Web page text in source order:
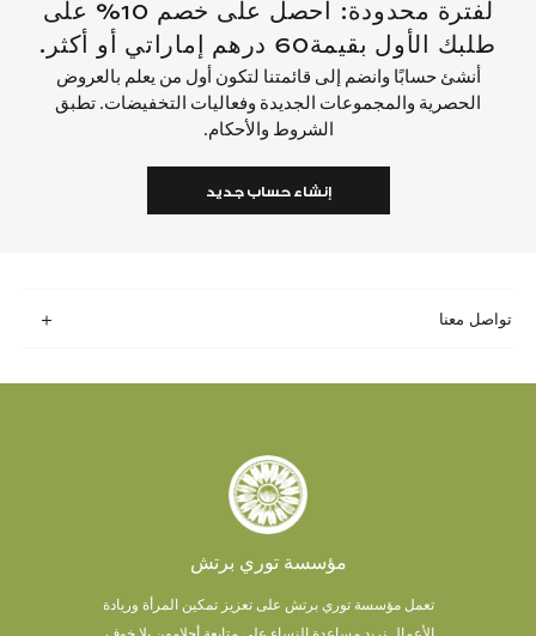
لفترة محدودة: احصل على خصم 10% على
طلبك الأول بقيمة60 درهم إماراتي أو أكثر.
أنشئ حسابًا وانضم إلى قائمتنا لتكون أول من يعلم بالعروض
الحصرية والمجموعات الجديدة وفعاليات التخفيضات. تطبق
الشروط والأحكام.
إنشاء حساب جديد
تواصل معنا
مؤسسة توري برتش
تعمل مؤسسة توري برتش على تعزيز تمكين المرأة وريادة